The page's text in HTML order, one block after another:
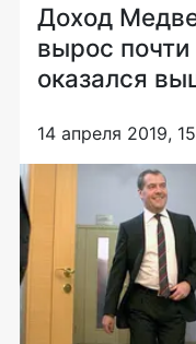
Доход
вырос
оказался
14 апреля 2019,